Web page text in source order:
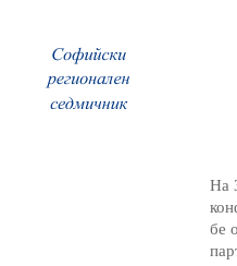
На
бе